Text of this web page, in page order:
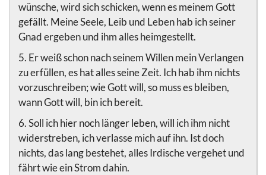
wünsche, wird sich schicken, wenn es meinem Gott
gefällt. Meine Seele, Leib und Leben hab ich seiner
Gnad ergeben und ihm alles heimgestellt.
5. Er weiß schon nach seinem Willen mein Verlangen
zu erfüllen, es hat alles seine Zeit. Ich hab ihm nichts
vorzuschreiben; wie Gott will, so muss es bleiben,
wann Gott will, bin ich bereit.
6. Soll ich hier noch länger leben, will ich ihm nicht
widerstreben, ich verlasse mich auf ihn. Ist doch
nichts, das lang bestehet, alles Irdische vergehet und
fährt wie ein Strom dahin.